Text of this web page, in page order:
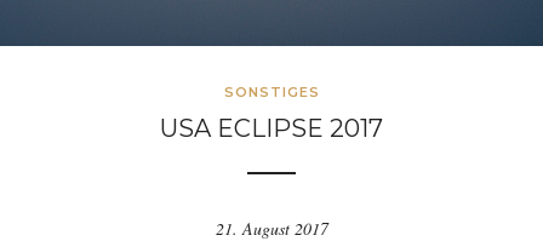
SONSTIGES
USA ECLIPSE 2017
21. August 2017